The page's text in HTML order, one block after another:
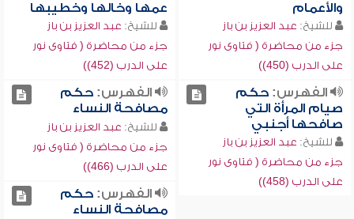
والأعمام
للشيخ: عبد العزيز بن باز
جزء من محاضرة ( فتاوى نور
على الدرب (450))
عمها وخالها وخطيبها
للشيخ: عبد العزيز بن باز
جزء من محاضرة ( فتاوى نور
على الدرب (452))
الفهرس:حكم
صيام المرأة التي
صافحها أجنبي
للشيخ: عبد العزيز بن باز
جزء من محاضرة ( فتاوى نور
على الدرب (458))
الفهرس:حكم
مصافحة النساء
للشيخ: عبد العزيز بن باز
جزء من محاضرة ( فتاوى نور
على الدرب (466))
الفهرس:حكم
مصافحة النساء